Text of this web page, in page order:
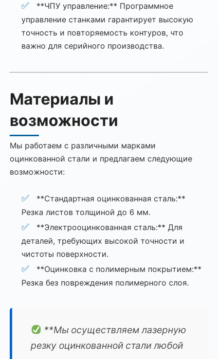
**ЧПУ управление:** Программное
управление станками гарантирует высокую
точность и повторяемость контуров, что
важно для серийного производства.
Материалы и
возможности
Мы работаем с различными марками
оцинкованной стали и предлагаем следующие
возможности:
**Стандартная оцинкованная сталь:**
Резка листов толщиной до 6 мм.
**Электрооцинкованная сталь:** Для
деталей, требующих высокой точности и
чистоты поверхности.
**Оцинковка с полимерным покрытием:**
Резка без повреждения полимерного слоя.
**Мы осуществляем лазерную
резку оцинкованной стали любой